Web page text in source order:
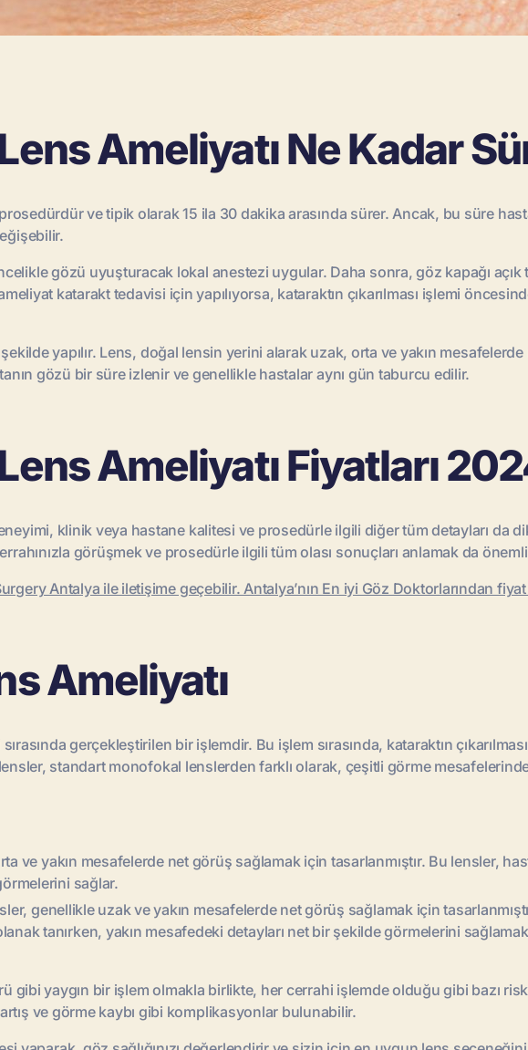
Ameliyatı Ne Kadar
ve tipik olarak 15 ila 30 dakika arasında sürer. Ancak, bu süre
gözü uyuşturacak lokal anestezi uygular. Daha sonra, göz kapağı açık
katarakt tedavisi için yapılıyorsa, kataraktın çıkarılması işlemi
yapılır. Lens, doğal lensin yerini alarak uzak, orta ve yakın
gözü bir süre izlenir ve genellikle hastalar aynı gün taburcu edilir.
Ameliyatı Fiyatları
klinik veya hastane kalitesi ve prosedürle ilgili diğer tüm detayları da
görüşmek ve prosedürle ilgili tüm olası sonuçları anlamak da
Antalya ile iletişime geçebilir. Antalya’nın En iyi Göz Doktorlarından
Ameliyatı
gerçekleştirilen bir işlemdir. Bu işlem sırasında, kataraktın
lensler, standart monofokal lenslerden farklı olarak, çeşitli görme
ve yakın mesafelerde net görüş sağlamak için tasarlanmıştır. Bu lensler,
sağlar.
genellikle uzak ve yakın mesafelerde net görüş sağlamak için
tanırken, yakın mesafedeki detayları net bir şekilde görmelerini
gibi yaygın bir işlem olmakla birlikte, her cerrahi işlemde olduğu gibi bazı
ve görme kaybı gibi komplikasyonlar bulunabilir.